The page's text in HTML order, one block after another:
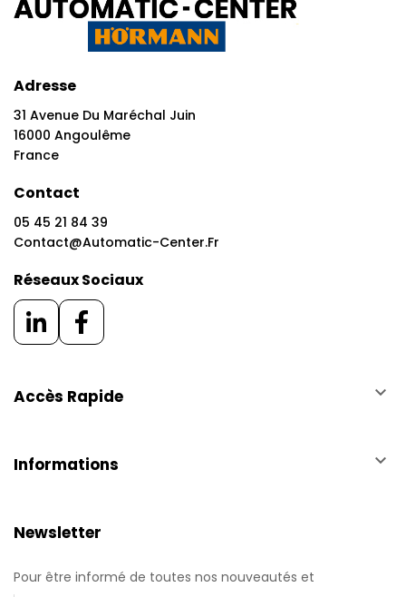
Adresse
31 Avenue Du Maréchal Juin
16000 Angoulême
France
Contact
05 45 21 84 39
Contact@automatic-Center.fr
Réseaux Sociaux
Accès Rapide keyboard_arrow_down
Informations keyboard_arrow_down
Newsletter
Pour être informé de toutes nos nouveautés et